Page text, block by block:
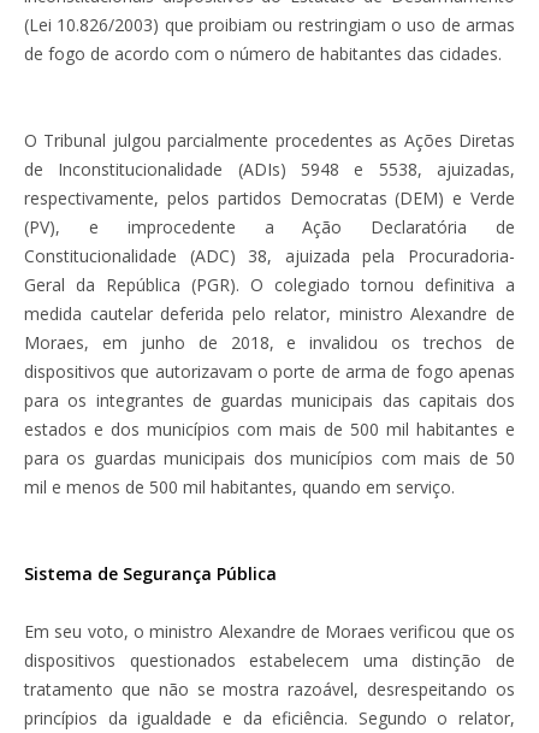
(Lei 10.826/2003) que proibiam ou restringiam o uso de armas
de fogo de acordo com o número de habitantes das cidades.
O Tribunal julgou parcialmente procedentes as Ações Diretas
de Inconstitucionalidade (ADIs) 5948 e 5538, ajuizadas,
respectivamente, pelos partidos Democratas (DEM) e Verde
(PV), e improcedente a Ação Declaratória de
Constitucionalidade (ADC) 38, ajuizada pela Procuradoria-
Geral da República (PGR). O colegiado tornou definitiva a
medida cautelar deferida pelo relator, ministro Alexandre de
Moraes, em junho de 2018, e invalidou os trechos de
dispositivos que autorizavam o porte de arma de fogo apenas
para os integrantes de guardas municipais das capitais dos
estados e dos municípios com mais de 500 mil habitantes e
para os guardas municipais dos municípios com mais de 50
mil e menos de 500 mil habitantes, quando em serviço.
Sistema de Segurança Pública
Em seu voto, o ministro Alexandre de Moraes verificou que os
dispositivos questionados estabelecem uma distinção de
tratamento que não se mostra razoável, desrespeitando os
princípios da igualdade e da eficiência. Segundo o relator,